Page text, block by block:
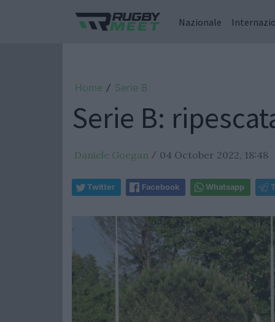
Nazionale
Home / Serie B
Serie B:
Daniele Goegan / 04 October 2022, 18:48
Twitter Facebook Whatsapp